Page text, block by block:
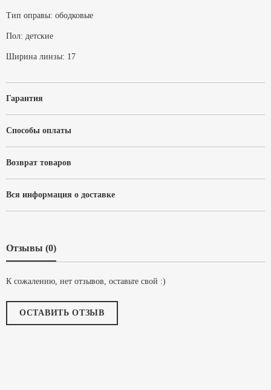
Тип оправы: ободковые
Пол: детские
Ширина линзы: 17
Гарантия
Способы оплаты
Возврат товаров
Вся информация о доставке
Отзывы (0)
К сожалению, нет отзывов, оставьте свой :)
ОСТАВИТЬ ОТЗЫВ